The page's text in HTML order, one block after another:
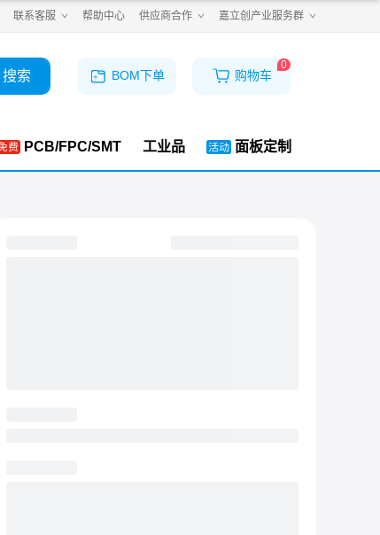
联系客服 帮助中心 供应商合作 嘉立创产业服务群
搜索 BOM下单 购物车
0
PCB/FPC/SMT 工业品 面板定制